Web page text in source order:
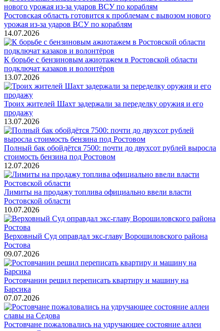
Ростовская область готовится к проблемам с вывозом нового
урожая из-за ударов ВСУ по кораблям
14.07.2026
К борьбе с бензиновым ажиотажем в Ростовской области
подключат казаков и волонтёров
13.07.2026
Троих жителей Шахт задержали за переделку оружия и его
продажу
13.07.2026
Полный бак обойдётся 7500: почти до двухсот рублей выросла
стоимость бензина под Ростовом
12.07.2026
Лимиты на продажу топлива официально ввели власти
Ростовской области
10.07.2026
Верховный Суд оправдал экс-главу Ворошиловского района
Ростова
09.07.2026
Ростовчанин решил переписать квартиру и машину на
Барсика
07.07.2026
Ростовчане пожаловались на удручающее состояние аллеи